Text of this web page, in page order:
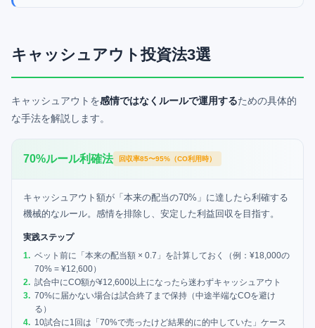
キャッシュアウト投資法3選
キャッシュアウトを感情ではなくルールで運用するための具体的
な手法を解説します。
70%ルール利確法 回収率85〜95%（CO利用時）
キャッシュアウト額が「本来の配当の70%」に達したら利確する
機械的なルール。感情を排除し、安定した利益回収を目指す。
実践ステップ
1. ベット前に「本来の配当額 × 0.7」を計算しておく（例：¥18,000の
70% = ¥12,600）
2. 試合中にCO額が¥12,600以上になったら迷わずキャッシュアウト
3. 70%に届かない場合は試合終了まで保持（中途半端なCOを避け
る）
4. 10試合に1回は「70%で売ったけど結果的に的中していた」ケース